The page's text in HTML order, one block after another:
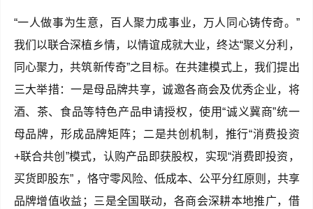
“一人做事为生意，百人聚力成事业，万人同心铸传奇。”
我们以联合深植乡情，以情谊成就大业，终达“聚义分利，
同心聚力，共筑新传奇”之目标。在共建模式上，我们提出
三大举措：一是母品牌共享，诚邀各商会及优秀企业，将
酒、茶、食品等特色产品申请授权，使用“诚义冀商”统一
母品牌，形成品牌矩阵；二是共创机制，推行“消费投资
+联合共创”模式，认购产品即获股权，实现“消费即投资，
买货即股东” ，恪守零风险、低成本、公平分红原则，共享
品牌增值收益；三是全国联动，各商会深耕本地推广，借